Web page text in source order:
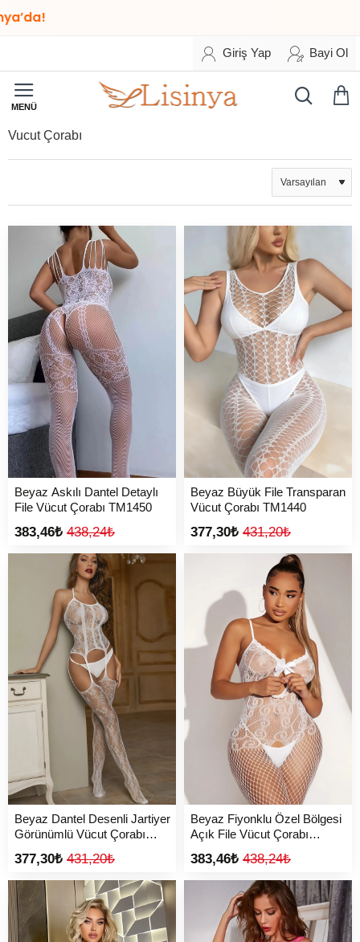
Giriş Yap Bayi Ol
Vucut Çorabı
Beyaz Askılı Dantel Detaylı
File Vücut Çorabı TM1450
383,46₺ 438,24₺
Beyaz Büyük File Transparan
Vücut Çorabı TM1440
377,30₺ 431,20₺
Beyaz Dantel Desenli Jartiyer
Görünümlü Vücut Çorabı
377,30₺ 431,20₺
Beyaz Fiyonklu Özel Bölgesi
Açık File Vücut Çorabı
383,46₺ 438,24₺